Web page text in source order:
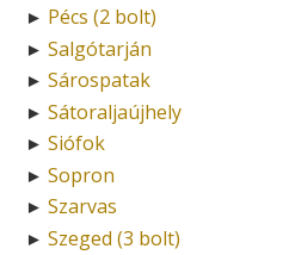
► Pécs (2 bolt)
► Salgótarján
► Sárospatak
► Sátoraljaújhely
► Siófok
► Sopron
► Szarvas
► Szeged (3 bolt)